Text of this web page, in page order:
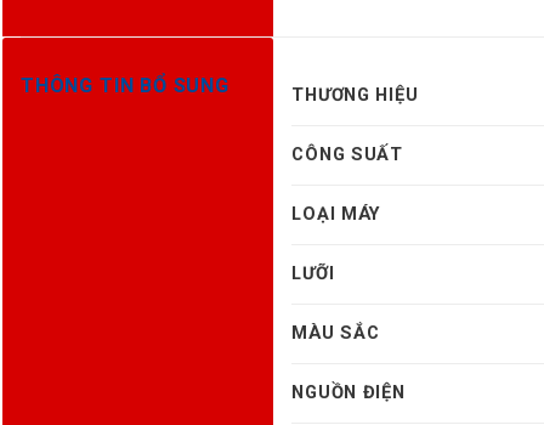
THÔNG TIN BỔ SUNG THƯƠNG HIỆU
CÔNG SUẤT
LOẠI MÁY
LƯỠI
MÀU SẮC
NGUỒN ĐIỆN